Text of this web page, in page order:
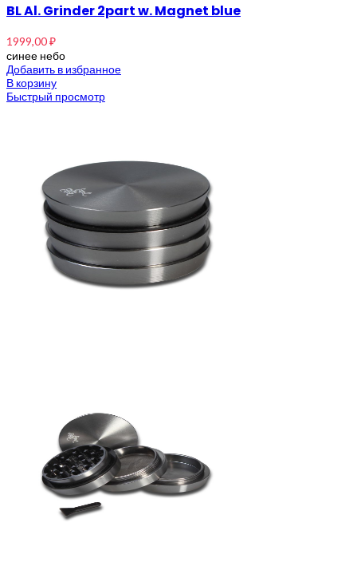
BL Al. Grinder 2part w. Magnet blue
1999,00₽
синее небо
Добавить в избранное
В корзину
Быстрый просмотр